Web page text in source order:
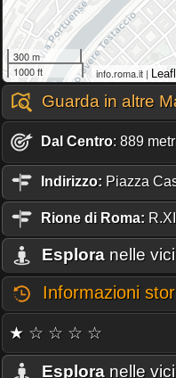
300 m
1000 ft
info.roma.it |
Guarda in altre
Dal Centro: 889
Indirizzo: Piazza
Rione di Roma:
Esplora nelle
Informazioni
★ ☆ ☆ ☆ ☆
Esplora nelle